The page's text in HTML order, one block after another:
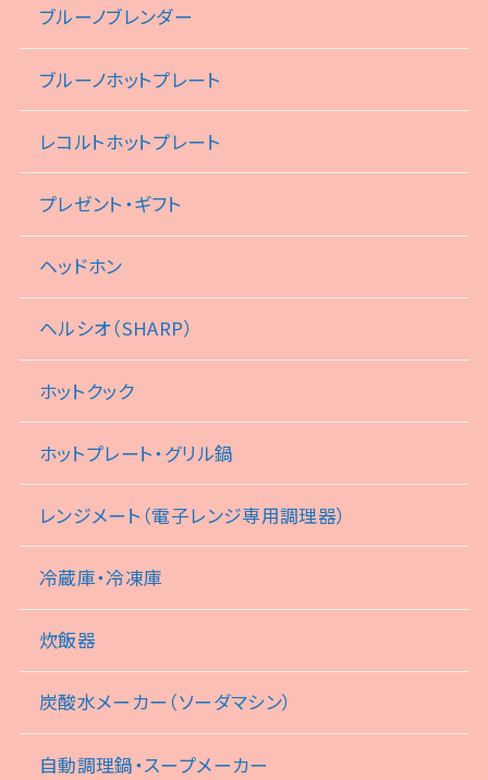
ブルーノブレンダー
ブルーノホットプレート
レコルトホットプレート
プレゼント・ギフト
ヘッドホン
ヘルシオ（SHARP）
ホットクック
ホットプレート・グリル鍋
レンジメート（電子レンジ専用調理器）
冷蔵庫・冷凍庫
炊飯器
炭酸水メーカー（ソーダマシン）
自動調理鍋・スープメーカー